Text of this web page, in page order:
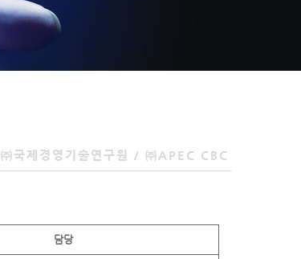
㈜국제경영기술연구원 / ㈜APEC CBC
담당